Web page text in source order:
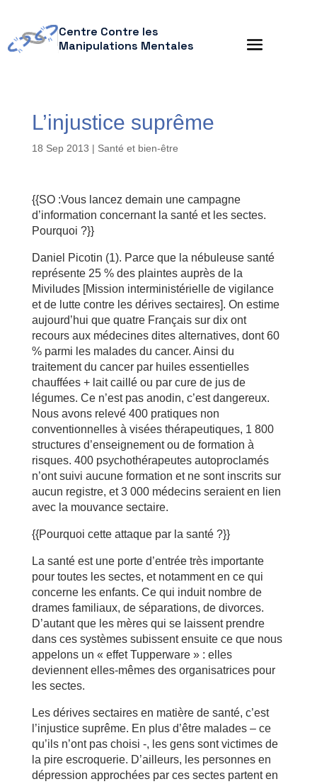
Centre Contre les
Manipulations Mentales
L’injustice suprême
18 Sep 2013 | Santé et bien-être
{{SO :Vous lancez demain une campagne
d’information concernant la santé et les sectes.
Pourquoi ?}}
Daniel Picotin (1). Parce que la nébuleuse santé
représente 25 % des plaintes auprès de la
Miviludes [Mission interministérielle de vigilance
et de lutte contre les dérives sectaires]. On estime
aujourd’hui que quatre Français sur dix ont
recours aux médecines dites alternatives, dont 60
% parmi les malades du cancer. Ainsi du
traitement du cancer par huiles essentielles
chauffées + lait caillé ou par cure de jus de
légumes. Ce n’est pas anodin, c’est dangereux.
Nous avons relevé 400 pratiques non
conventionnelles à visées thérapeutiques, 1 800
structures d’enseignement ou de formation à
risques. 400 psychothérapeutes autoproclamés
n’ont suivi aucune formation et ne sont inscrits sur
aucun registre, et 3 000 médecins seraient en lien
avec la mouvance sectaire.
{{Pourquoi cette attaque par la santé ?}}
La santé est une porte d’entrée très importante
pour toutes les sectes, et notamment en ce qui
concerne les enfants. Ce qui induit nombre de
drames familiaux, de séparations, de divorces.
D’autant que les mères qui se laissent prendre
dans ces systèmes subissent ensuite ce que nous
appelons un « effet Tupperware » : elles
deviennent elles-mêmes des organisatrices pour
les sectes.
Les dérives sectaires en matière de santé, c’est
l’injustice suprême. En plus d’être malades – ce
qu’ils n’ont pas choisi -, les gens sont victimes de
la pire escroquerie. D’ailleurs, les personnes en
dépression approchées par ces sectes partent en